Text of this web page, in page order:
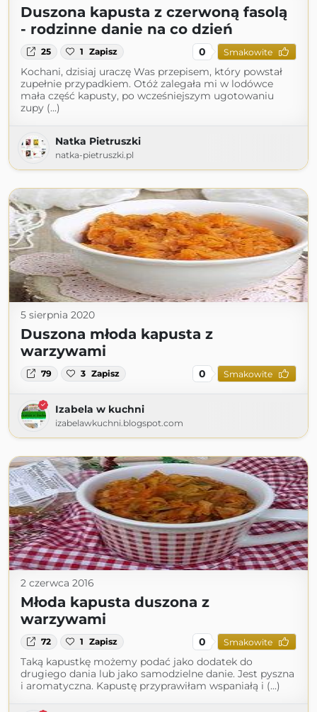
Duszona kapusta z czerwoną fasolą
- rodzinne danie na co dzień
25 1 Zapisz 0 Smakowite
Kochani, dzisiaj uraczę Was przepisem, który powstał
zupełnie przypadkiem. Otóż zalegała mi w lodówce
mała część kapusty, po wcześniejszym ugotowaniu
zupy (...)
Natka Pietruszki
natka-pietruszki.pl
5 sierpnia 2020
Duszona młoda kapusta z
warzywami
79 3 Zapisz 0 Smakowite
Izabela w kuchni
izabelawkuchni.blogspot.com
2 czerwca 2016
Młoda kapusta duszona z
warzywami
72 1 Zapisz 0 Smakowite
Taką kapustkę możemy podać jako dodatek do
drugiego dania lub jako samodzielne danie. Jest pyszna
i aromatyczna. Kapustę przyprawiłam wspaniałą i (...)